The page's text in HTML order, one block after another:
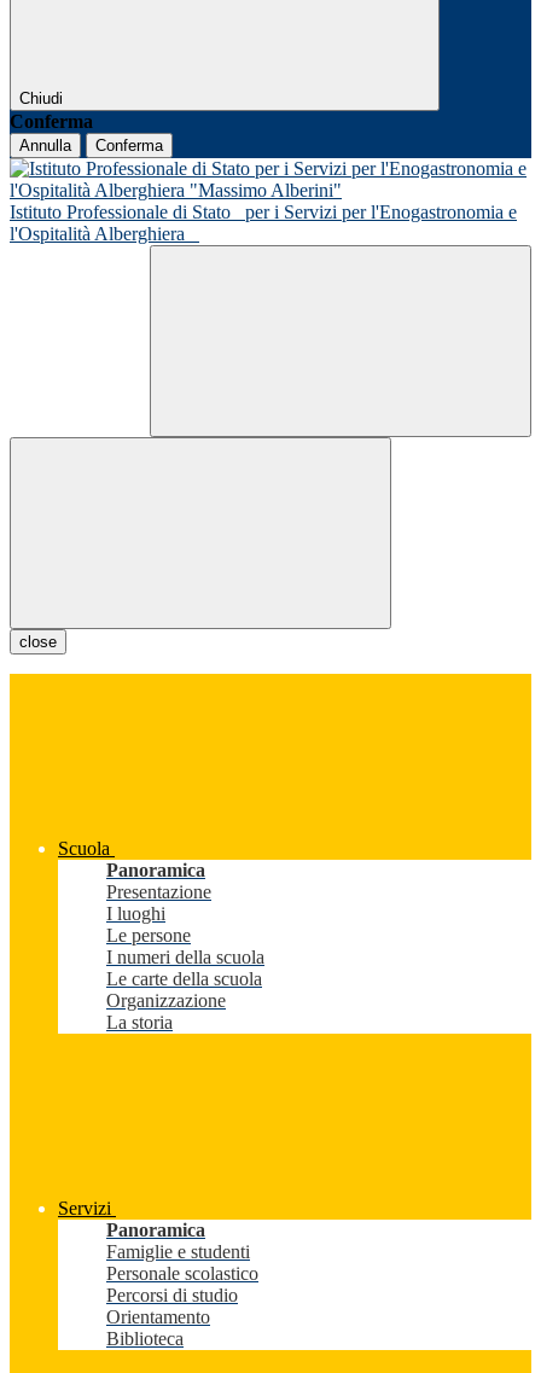
Chiudi
Conferma
Annulla Conferma
Istituto Professionale di Stato
per i Servizi per l'Enogastronomia e
l'Ospitalità Alberghiera
close
Scuola
Panoramica
Presentazione
I luoghi
Le persone
I numeri della scuola
Le carte della scuola
Organizzazione
La storia
Servizi
Panoramica
Famiglie e studenti
Personale scolastico
Percorsi di studio
Orientamento
Biblioteca